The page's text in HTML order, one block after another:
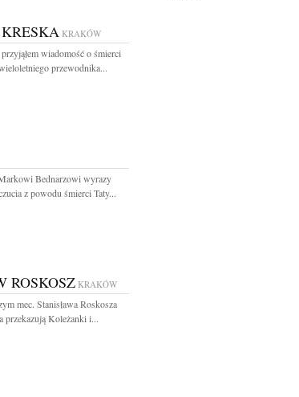
KRAKÓW
wiadomość o śmierci
przewodnika...
Bednarzowi wyrazy
z powodu śmierci Taty...
ROSKOSZ KRAKÓW
mec. Stanisława Roskosza
przekazują Koleżanki i...